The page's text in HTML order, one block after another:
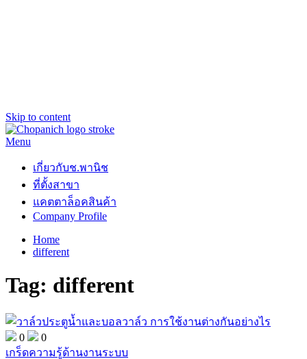
Skip to content
Menu
เกี่ยวกับช.พานิช
ที่ตั้งสาขา
แคตตาล็อคสินค้า
Company Profile
Home
different
Tag: different
0
0
เกร็ดความรู้ด้านงานระบบ